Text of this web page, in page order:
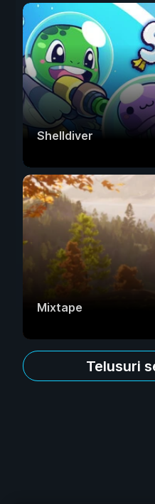
Shelldiver
Mixtape
Telusuri